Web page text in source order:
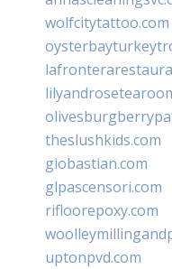
wolfcitytattoo.com
theslushkids.com
giobastian.com
glpascensori.com
rifloorepoxy.com
uptonpvd.com